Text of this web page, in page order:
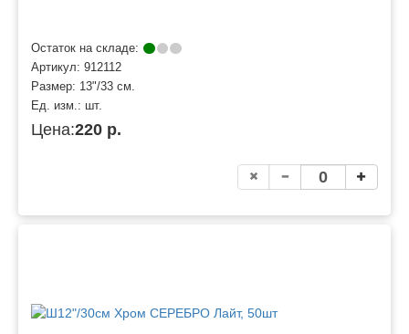
Остаток на складе:
Артикул: 912112
Размер: 13"/33 см.
Ед. изм.: шт.
Цена:220 р.